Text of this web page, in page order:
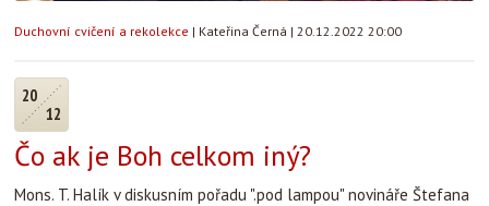
Duchovní cvičení a rekolekce | Kateřina Černá | 20.12.2022 20:00
20
12
Čo ak je Boh celkom iný?
Mons. T. Halík v diskusním pořadu ".pod lampou" novináře Štefana